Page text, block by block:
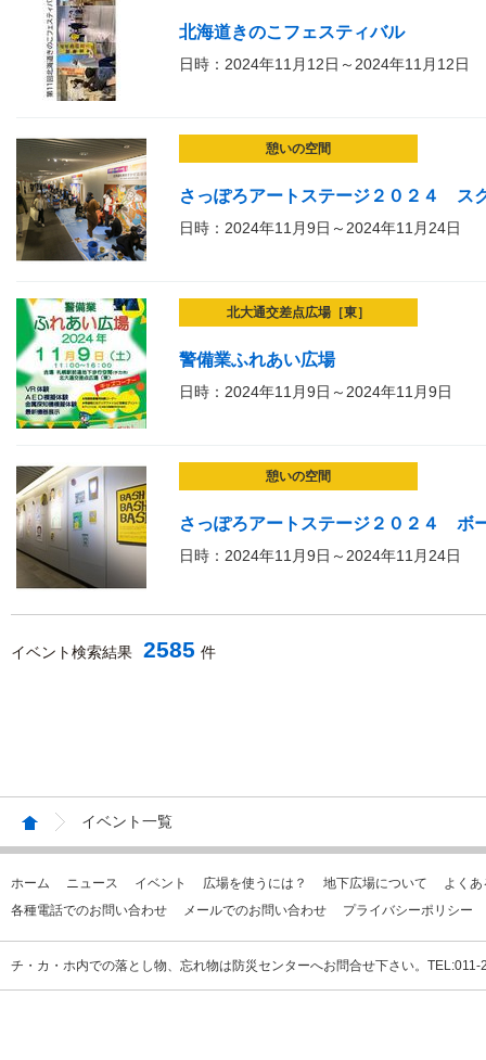
北海道きのこフェスティバル
日時：2024年11月12日～2024年11月12日
憩いの空間
さっぽろアートステージ２０２４ ス
日時：2024年11月9日～2024年11月24日
北大通交差点広場［東］
警備業ふれあい広場
日時：2024年11月9日～2024年11月9日
憩いの空間
さっぽろアートステージ２０２４ ボ
日時：2024年11月9日～2024年11月24日
イベント検索結果 2585 件
イベント一覧
ホーム ニュース イベント 広場を使うには？ 地下広場について
よく
各種電話でのお問い合わせ
メールでのお問い合わせ プライバシーポリシー
チ・カ・ホ内での落とし物、忘れ物は防災センターへお問合せ下さい。